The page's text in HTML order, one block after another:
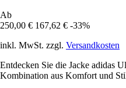
Ab
250,00 € 167,62 € -33%
inkl. MwSt. zzgl. Versandkosten
Entdecken Sie die Jacke adidas
Kombination aus Komfort und